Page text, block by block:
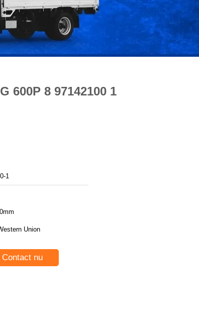
600P 8 97142100 1
1
Union
Contact nu